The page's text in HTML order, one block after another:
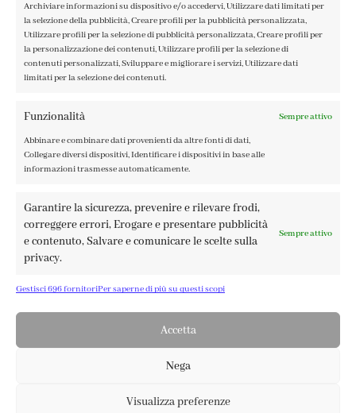
Archiviare informazioni su dispositivo e/o accedervi, Utilizzare dati limitati per
la selezione della pubblicità, Creare profili per la pubblicità personalizzata,
Utilizzare profili per la selezione di pubblicità personalizzata, Creare profili per
la personalizzazione dei contenuti, Utilizzare profili per la selezione di
contenuti personalizzati, Sviluppare e migliorare i servizi, Utilizzare dati
limitati per la selezione dei contenuti.
Funzionalità Sempre attivo
Abbinare e combinare dati provenienti da altre fonti di dati,
Collegare diversi dispositivi, Identificare i dispositivi in base alle
informazioni trasmesse automaticamente.
Garantire la sicurezza, prevenire e rilevare frodi,
correggere errori, Erogare e presentare pubblicità
e contenuto, Salvare e comunicare le scelte sulla
privacy.
Sempre attivo
Gestisci 696 fornitoriPer saperne di più su questi scopi
Accetta
Nega
Visualizza preferenze
COOKIE POLICY
PRIVACY POLICY
TERMINI E CONDIZIONI
FABBRICA DEL COLORE, VIA TAGLIAMENTO 13, 23900 LECCO
– ©ABRALUX SRL P.IVA 01504540137 | DESIGN BY